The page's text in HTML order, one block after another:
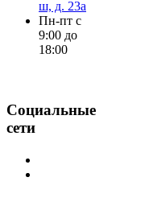
ш, д. 23а
Пн-пт с
9:00 до
18:00
Социальные
сети